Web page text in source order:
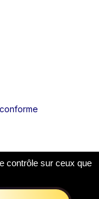
contrôle sur ceux que